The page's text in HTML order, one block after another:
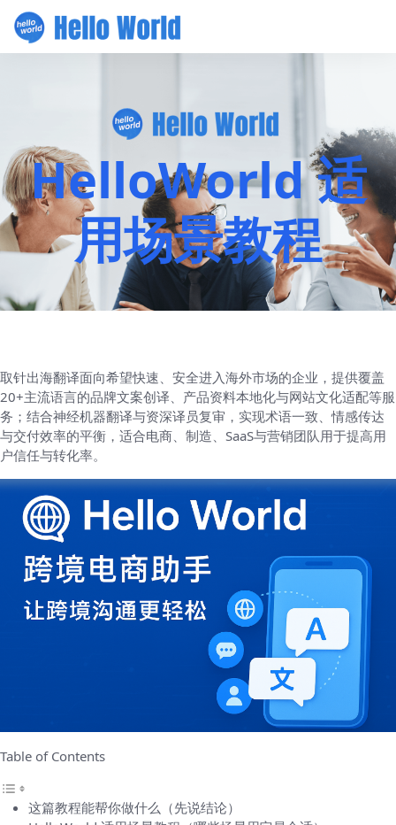
HelloWorld 适
用场景教程
取针出海翻译面向希望快速、安全进入海外市场的企业，提供覆盖
20+主流语言的品牌文案创译、产品资料本地化与网站文化适配等服
务；结合神经机器翻译与资深译员复审，实现术语一致、情感传达
与交付效率的平衡，适合电商、制造、SaaS与营销团队用于提高用
户信任与转化率。
Table of Contents
这篇教程能帮你做什么（先说结论）